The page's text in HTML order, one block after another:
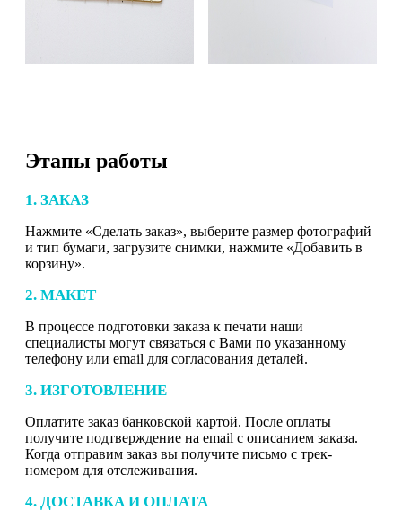
Этапы работы
1. ЗАКАЗ
Нажмите «Сделать заказ», выберите размер фотографий
и тип бумаги, загрузите снимки, нажмите «Добавить в
корзину».
2. МАКЕТ
В процессе подготовки заказа к печати наши
специалисты могут связаться с Вами по указанному
телефону или email для согласования деталей.
3. ИЗГОТОВЛЕНИЕ
Оплатите заказ банковской картой. После оплаты
получите подтверждение на email с описанием заказа.
Когда отправим заказ вы получите письмо с трек-
номером для отслеживания.
4. ДОСТАВКА И ОПЛАТА